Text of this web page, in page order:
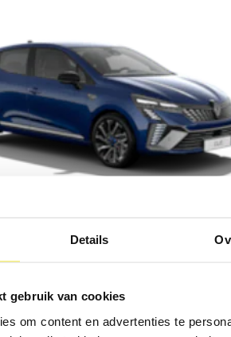
Details
gebruik van cookies
om content en advertenties te